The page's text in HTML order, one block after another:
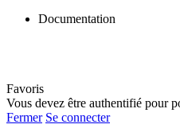
Documentation
Favoris
Vous devez être authentifié pour
Fermer Se connecter